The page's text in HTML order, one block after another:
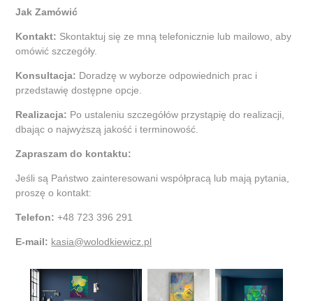
Jak Zamówić
Kontakt: Skontaktuj się ze mną telefonicznie lub mailowo, aby
omówić szczegóły.
Konsultacja: Doradzę w wyborze odpowiednich prac i
przedstawię dostępne opcje.
Realizacja: Po ustaleniu szczegółów przystąpię do realizacji,
dbając o najwyższą jakość i terminowość.
Zapraszam do kontaktu:
Jeśli są Państwo zainteresowani współpracą lub mają pytania,
proszę o kontakt:
Telefon: +48 723 396 291
E-mail: kasia@wolodkiewicz.pl